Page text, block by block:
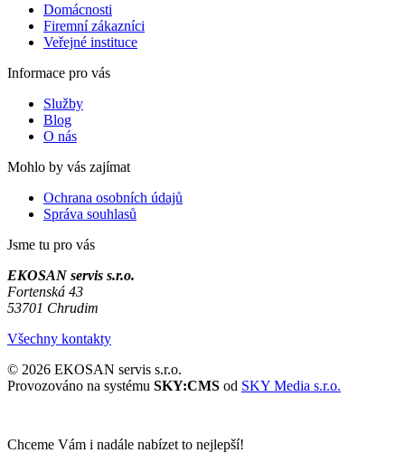
Domácnosti
Firemní zákazníci
Veřejné instituce
Informace pro vás
Služby
Blog
O nás
Mohlo by vás zajímat
Ochrana osobních údajů
Správa souhlasů
Jsme tu pro vás
EKOSAN servis s.r.o.
Fortenská 43
53701 Chrudim
Všechny kontakty
© 2026 EKOSAN servis s.r.o.
Provozováno na systému SKY:CMS od SKY Media s.r.o.
Chceme Vám i nadále nabízet to nejlepší!